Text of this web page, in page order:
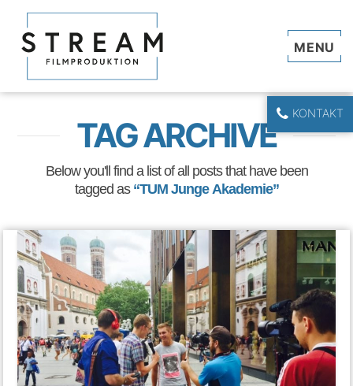
KONTAKT
TAG ARCHIVE
Below you'll find a list of all posts that have been
tagged as “TUM Junge Akademie”